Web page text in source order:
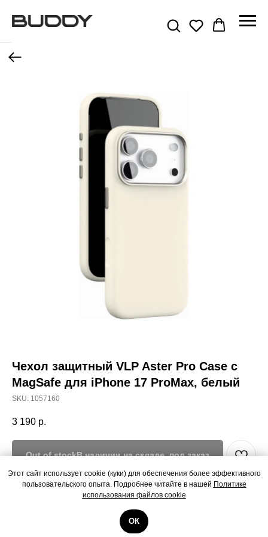
Этот сайт использует cookie (куки) для обеспечения более эффективного
пользовательского опыта. Подробнее читайте в нашей Политике
использования файлов cookie
ОК
Назад
Чехол защитный VLP Aster Pro Case с
MagSafe для iPhone 17 ProMax, белый
SKU: 1057160
3 190 р.
Out of stock
Чехол защитный VLP Aster Pro Case с MagSafe для iPhone 17 ProMax,